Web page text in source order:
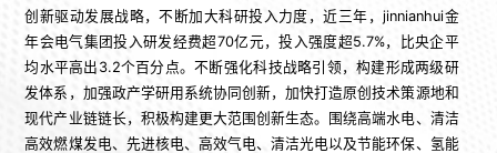
创新驱动发展战略，不断加大科研投入力度，近三年，jinnianhui金
年会电气集团投入研发经费超70亿元，投入强度超5.7%，比央企平
均水平高出3.2个百分点。不断强化科技战略引领，构建形成两级研
发体系，加强政产学研用系统协同创新，加快打造原创技术策源地和
现代产业链链长，积极构建更大范围创新生态。围绕高端水电、清洁
高效燃煤发电、先进核电、高效气电、清洁光电以及节能环保、氢能